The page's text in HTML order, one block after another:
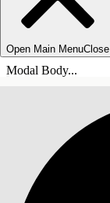
Open Main MenuClose
Modal Body...